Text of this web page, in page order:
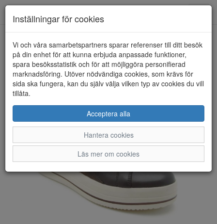
HEM REMONTE
Inställningar för cookies
Vi och våra samarbetspartners sparar referenser till ditt besök
på din enhet för att kunna erbjuda anpassade funktioner,
spara besöksstatistik och för att möjliggöra personifierad
marknadsföring. Utöver nödvändiga cookies, som krävs för
sida ska fungera, kan du själv välja vilken typ av cookies du vill
tillåta.
Acceptera alla
Hantera cookies
Läs mer om cookies